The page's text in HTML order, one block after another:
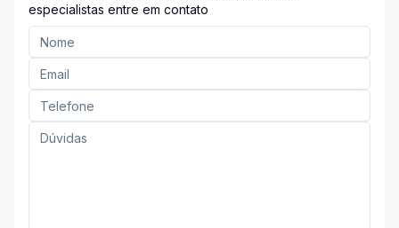
especialistas entre em contato